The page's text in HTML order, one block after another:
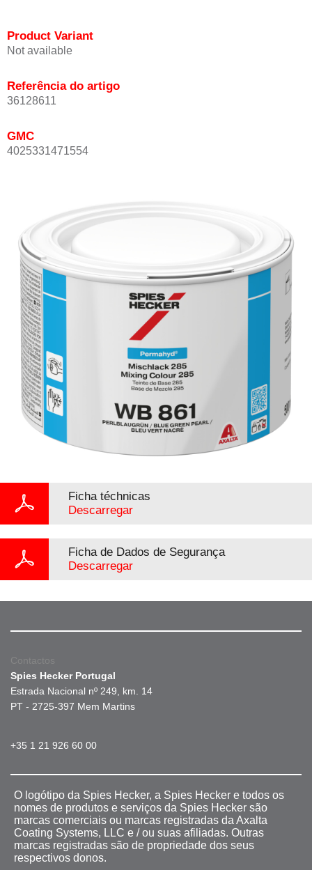
Product Variant
Not available
Referência do artigo
36128611
GMC
4025331471554
Ficha téchnicas
Descarregar
Ficha de Dados de Segurança
Descarregar
Contactos
Spies Hecker Portugal
Estrada Nacional nº 249, km. 14
PT - 2725-397 Mem Martins
+35 1 21 926 60 00
O logótipo da Spies Hecker, a Spies Hecker e todos os
nomes de produtos e serviços da Spies Hecker são
marcas comerciais ou marcas registradas da Axalta
Coating Systems, LLC e / ou suas afiliadas. Outras
marcas registradas são de propriedade dos seus
respectivos donos.